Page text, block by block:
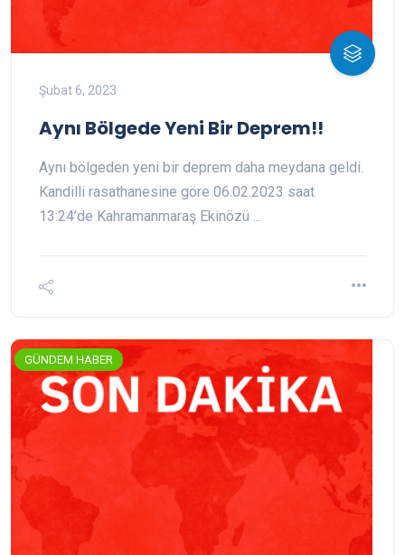
Şubat 6, 2023
Aynı Bölgede Yeni Bir Deprem!!
Aynı bölgeden yeni bir deprem daha meydana geldi.
Kandilli rasathanesine göre 06.02.2023 saat
13:24’de Kahramanmaraş Ekinözü ...
GÜNDEM HABER